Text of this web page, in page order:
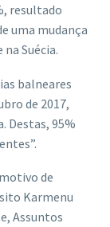
resultado
uma mudança
Suécia.
balneares
de 2017,
Destas, 95%
de
Karmenu
Assuntos